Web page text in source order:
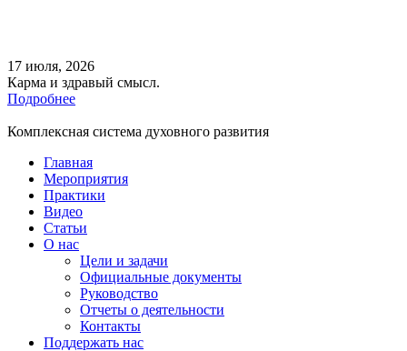
17 июля, 2026
Карма и здравый смысл.
Подробнее
Комплексная система духовного развития
Главная
Мероприятия
Практики
Видео
Статьи
О нас
Цели и задачи
Официальные документы
Руководство
Отчеты о деятельности
Контакты
Поддержать нас